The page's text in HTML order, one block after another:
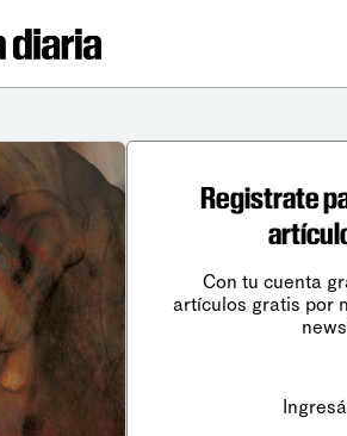
Registrate
Con tu cuenta
artículos gratis por